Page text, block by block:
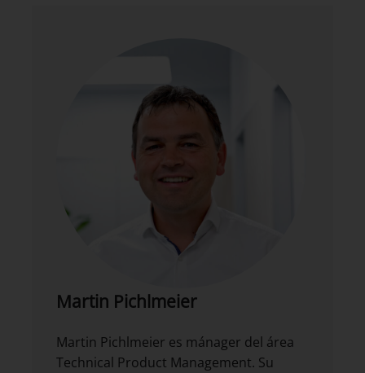
Martin Pichlmeier
Martin Pichlmeier es mánager del área
Technical Product Management. Su